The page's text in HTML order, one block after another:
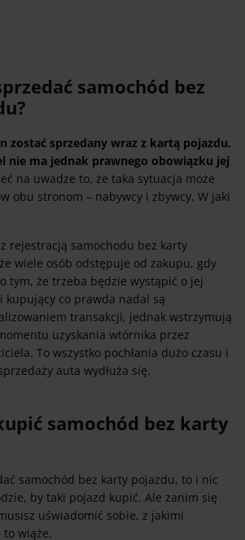
samochód bez
zostać sprzedany wraz z kartą pojazdu.
nie ma jednak prawnego obowiązku jej
na uwadze to, że taka sytuacja może
obu stronom – nabywcy i zbywcy. W jaki
rejestracją samochodu bez karty
wiele osób odstępuje od zakupu, gdy
tym, że trzeba będzie wystąpić o jej
kupujący co prawda nadal są
transakcji, jednak wstrzymują
uzyskania wtórnika przez
To wszystko pochłania dużo czasu i
auta wydłuża się.
samochód bez karty
samochód bez karty pojazdu, to i nic
by taki pojazd kupić. Ale zanim się
uświadomić sobie, z jakimi
to wiąże.